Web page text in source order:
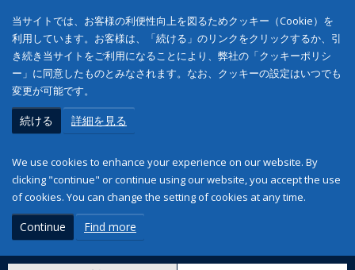
当サイトでは、お客様の利便性向上を図るためクッキー（Cookie）を
利用しています。お客様は、「続ける」のリンクをクリックするか、引
き続き当サイトをご利用になることにより、弊社の「クッキーポリシ
ー」に同意したものとみなされます。なお、クッキーの設定はいつでも
変更が可能です。
続ける 詳細を見る
We use cookies to enhance your experience on our website. By
clicking "continue" or continue using our website, you accept the use
of cookies. You can change the setting of cookies at any time.
Continue Find more